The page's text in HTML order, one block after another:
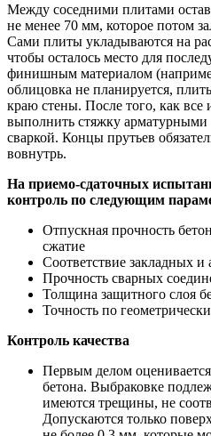
Между соседними плитами
не менее 70 мм, которое потом
Сами плиты укладываются на
чтобы осталось место для
финишным материалом
облицовка не планируется,
краю стены. После того, как
выполнить стяжку
сваркой. Концы прутьев
вовнутрь.
На приемо-сдаточных
контроль по следующим
Отпускная прочность
сжатие
Соответствие закладных
Прочность сварных
Толщина защитного слоя
Точность по
Контроль качества
Первым делом оценивается
бетона. Выбраковке
имеются трещины, не
Допускаются только